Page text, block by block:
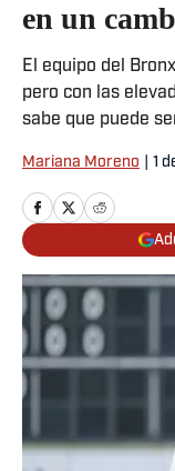
en un
El equipo del
pero con las
sabe que puede
Mariana Moreno 1